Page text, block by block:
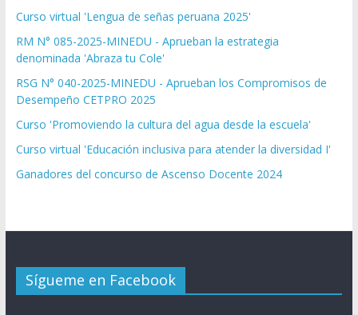
Curso virtual 'Lengua de señas peruana 2025'
RM N° 085-2025-MINEDU - Aprueban la estrategia
denominada 'Abraza tu Cole'
RSG N° 040-2025-MINEDU - Aprueban los Compromisos de
Desempeño CETPRO 2025
Curso 'Promoviendo la cultura del agua desde la escuela'
Curso virtual 'Educación inclusiva para atender la diversidad I'
Ganadores del concurso de Ascenso Docente 2024
Sígueme en Facebook